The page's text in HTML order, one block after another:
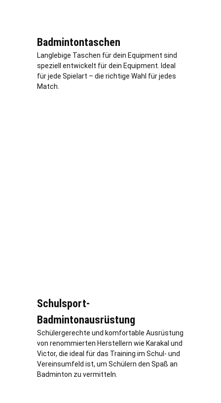
Badmintontaschen
Langlebige Taschen für dein Equipment sind
speziell entwickelt für dein Equipment. Ideal
für jede Spielart – die richtige Wahl für jedes
Match.
Schulsport-
Badmintonausrüstung
Schülergerechte und komfortable Ausrüstung
von renommierten Herstellern wie Karakal und
Victor, die ideal für das Training im Schul- und
Vereinsumfeld ist, um Schülern den Spaß an
Badminton zu vermitteln.